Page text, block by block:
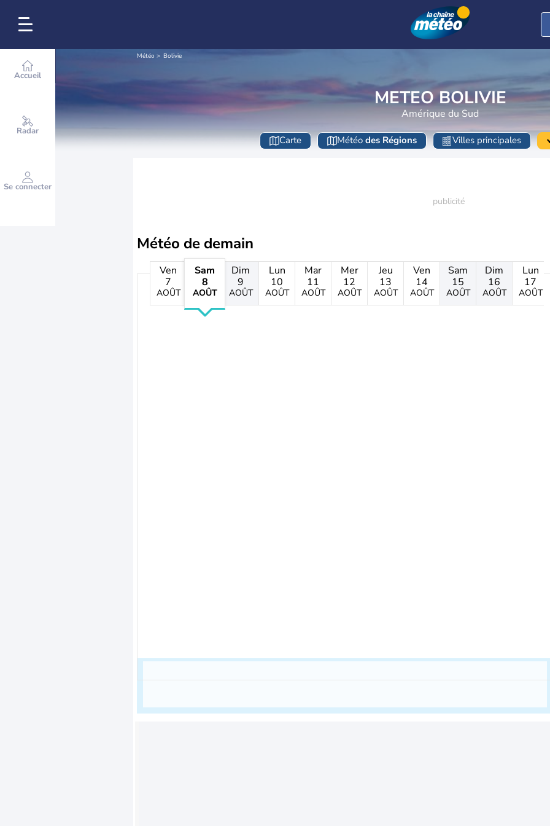
Accueil
Radar
Se connecter
Météo Bolivie
METEO BOLIVIE
Amérique du Sud
Carte Météo des Régions Villes principales
Météo de demain
Ven
7
AOÛT
Sam
8
AOÛT
Dim
9
AOÛT
Lun
10
AOÛT
Mar
11
AOÛT
Mer
12
AOÛT
Jeu
13
AOÛT
Ven
14
AOÛT
Sam
15
AOÛT
Dim
16
AOÛT
Lun
17
AOÛT